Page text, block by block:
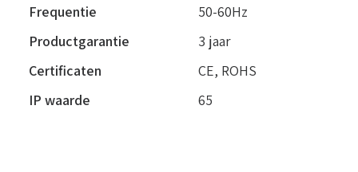
Frequentie
50-60Hz
Productgarantie
3 jaar
Certificaten
CE, ROHS
IP waarde
65